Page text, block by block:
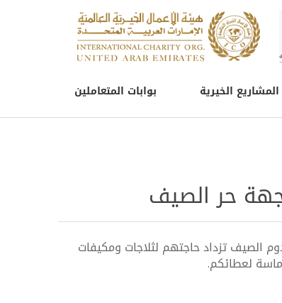
المشاريع الخيرية
حر الصيف
تزداد حاجتهم لثلاجات ومكيفات
لعطائكم.